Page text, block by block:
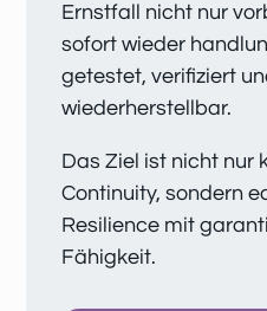
Ernstfall nicht nur
sofort wieder
getestet, verifiziert
wiederherstellbar.
Das Ziel ist nicht nur
Continuity, sondern
Resilience mit
Fähigkeit.